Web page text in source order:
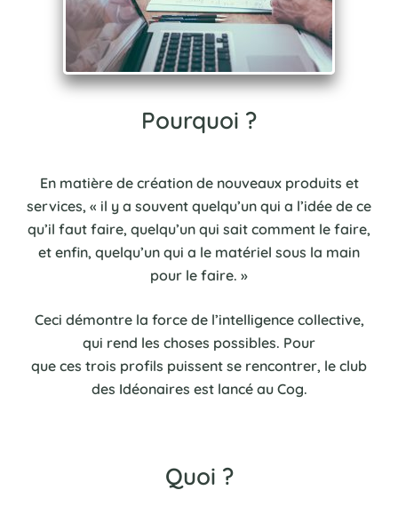
Pourquoi ?
En matière de création de nouveaux produits et
services, « il y a souvent quelqu’un qui a l’idée de ce
qu’il faut faire, quelqu’un qui sait comment le faire,
et enfin, quelqu’un qui a le matériel sous la main
pour le faire. »
Ceci démontre la force de l’intelligence collective,
qui rend les choses possibles. Pour
que ces trois profils puissent se rencontrer, le club
des Idéonaires est lancé au Cog.
Quoi ?